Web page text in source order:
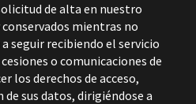
de alta en nuestro
mientras no
seguir recibiendo el servicio
o comunicaciones de
los derechos de acceso,
sus datos, dirigiéndose a